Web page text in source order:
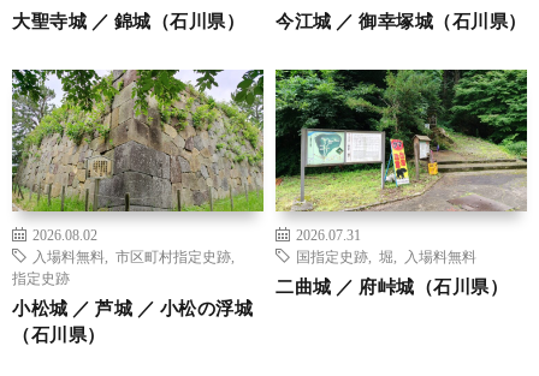
大聖寺城 ／ 錦城（石川県） 今江城 ／ 御幸塚城（石川県）
2026.08.02
入場料無料
市区町村指定史跡
指定史跡
小松城 ／ 芦城 ／ 小松の浮城
（石川県）
2026.07.31
国指定史跡
堀 入場料無料
二曲城 ／ 府峠城（石川県）